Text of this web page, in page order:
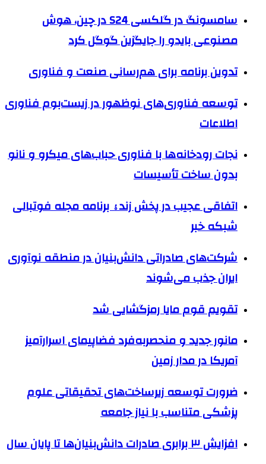
سامسونگ در گلکسی S24 در چین، هوش
مصنوعی بایدو را جایگزین گوگل کرد
تدوین برنامه برای هم‌رسانی صنعت و فناوری
توسعه فناوری‌های نوظهور در زیست‌بوم فناوری
اطلاعات
نجات رودخانه‌ها با فناوری حباب‌های میکرو و نانو
بدون ساخت تأسیسات
اتفاقی عجیب در پخش زندۀ برنامه مجله فوتبالی
شبکه خبر
شرکت‌های صادراتی دانش‌بنیان در منطقه نوآوری
ایران جذب می‌شوند
تقویم قوم مایا رمزگشایی شد
مانور جدید و منحصربه‌فرد فضاپیمای اسرارآمیز
آمریکا در مدار زمین
ضرورت توسعه زیرساخت‌های تحقیقاتی علوم
پزشکی متناسب با نیاز جامعه
افزایش ۳ برابری صادرات دانش‌بنیان‌ها تا پایان سال